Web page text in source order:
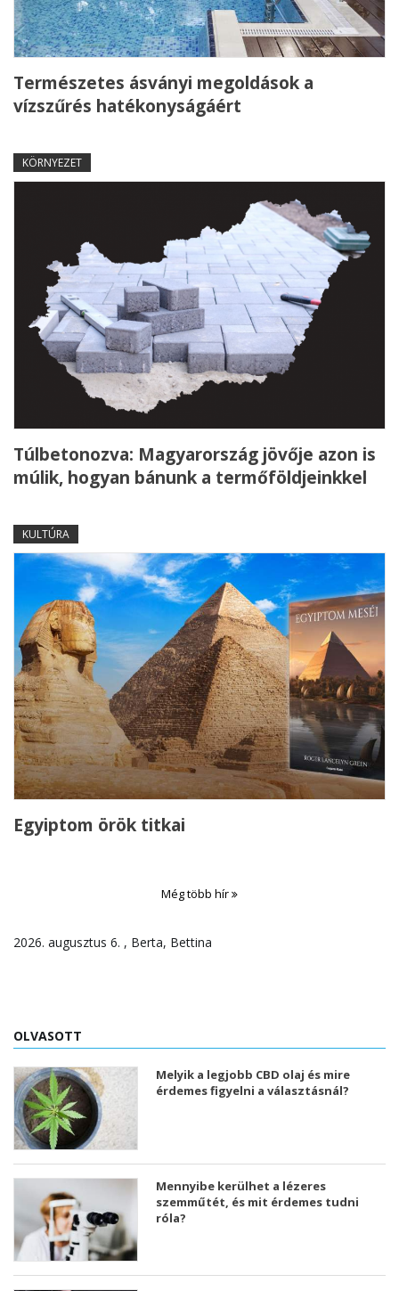
Természetes ásványi megoldások a
vízszűrés hatékonyságáért
KÖRNYEZET
Túlbetonozva: Magyarország jövője azon is
múlik, hogyan bánunk a termőföldjeinkkel
KULTÚRA
Egyiptom örök titkai
Még több hír
2026. augusztus 6. , Berta, Bettina
OLVASOTT
Melyik a legjobb CBD olaj és mire
érdemes figyelni a választásnál?
Mennyibe kerülhet a lézeres
szemműtét, és mit érdemes tudni
róla?